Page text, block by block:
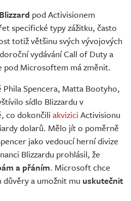
Blizzard pod Activisionem
specifické typy zážitku, často
totiž většinu svých vývojových
vydávání Call of Duty a
pod Microsoftem má změnit.
Phila Spencera, Matta Bootyho,
sídlo Blizzardu v
co dokončili akvizici Activisionu
dolarů. Mělo jít o poměrně
jako vedoucí herní divize
Blizzardu prohlásil, že
a přáním. Microsoft chce
a umožnit mu uskutečnit